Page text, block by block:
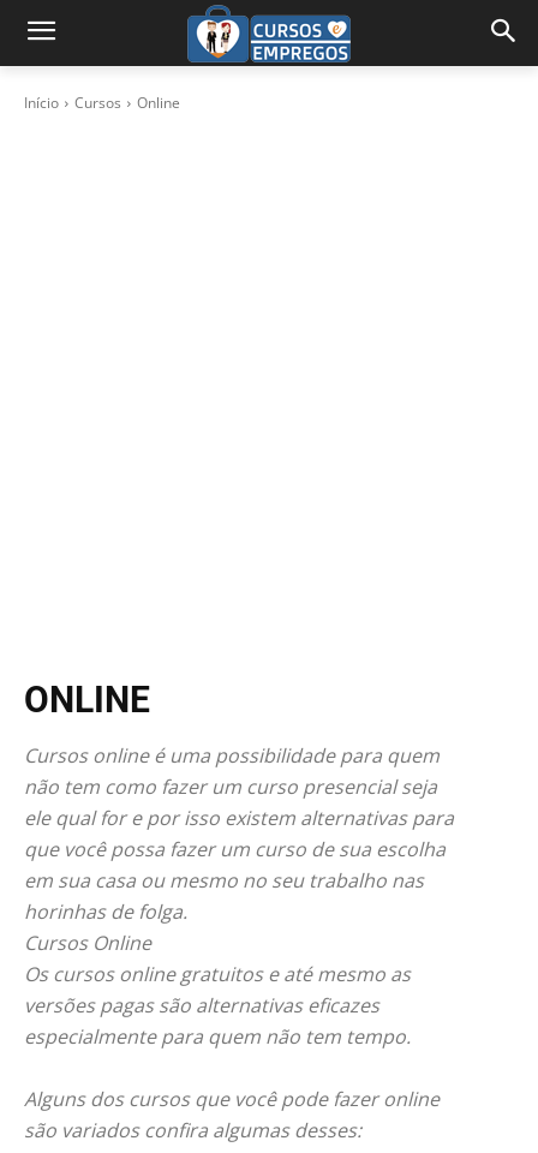
Início Cursos Online
ONLINE
Cursos online é uma possibilidade para quem
não tem como fazer um curso presencial seja
ele qual for e por isso existem alternativas para
que você possa fazer um curso de sua escolha
em sua casa ou mesmo no seu trabalho nas
horinhas de folga.
Cursos Online
Os cursos online gratuitos e até mesmo as
versões pagas são alternativas eficazes
especialmente para quem não tem tempo.
Alguns dos cursos que você pode fazer online
são variados confira algumas desses: